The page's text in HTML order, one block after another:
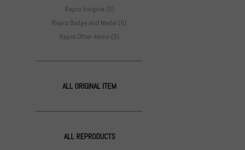
Repro Insignia (0)
Repro Badge and Medal (0)
Repro Other items (0)
ALL ORIGINAL ITEM
ALL REPRODUCTS